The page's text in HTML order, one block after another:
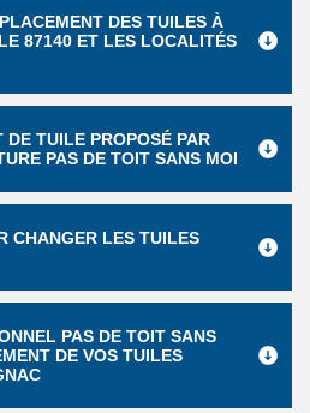
DES TUILES À
87140 ET LES LOCALITÉS
DE TUILE PROPOSÉ PAR
PAS DE TOIT SANS MOI
CHANGER LES TUILES
PAS DE TOIT SANS
DE VOS TUILES